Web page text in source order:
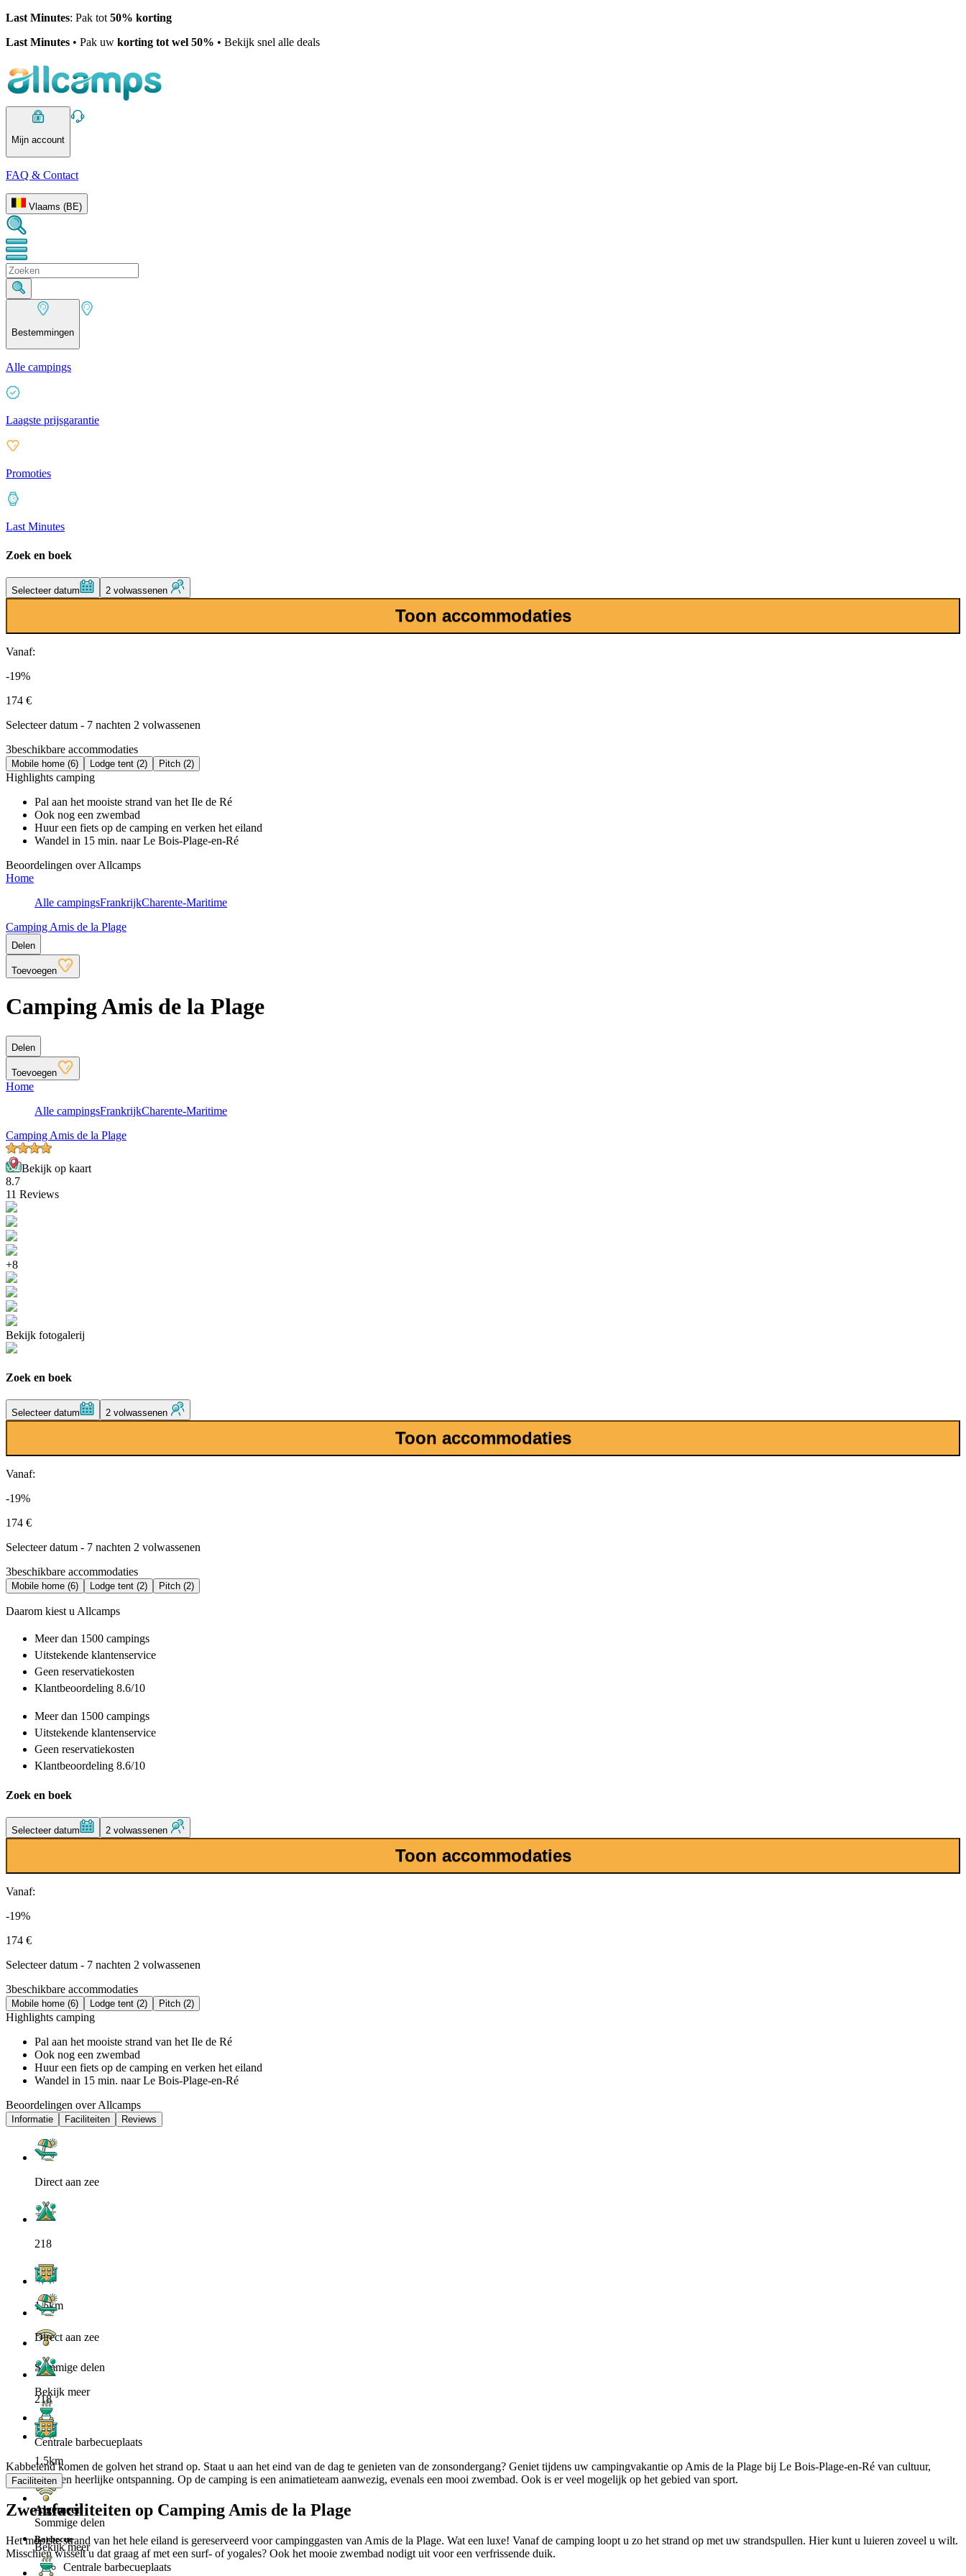
Last Minutes: Pak tot 50% korting
Last Minutes • Pak uw korting tot wel 50% • Bekijk snel alle deals
Mijn account
FAQ & Contact
Vlaams (BE)
Bestemmingen
Alle campings
Laagste prijsgarantie
Promoties
Last Minutes
Zoek en boek
Selecteer datum 2 volwassenen
Toon accommodaties
Vanaf:
-19%
174 €
Selecteer datum - 7 nachten 2 volwassenen
3beschikbare accommodaties
Mobile home (6) Lodge tent (2) Pitch (2)
Highlights camping
Pal aan het mooiste strand van het Ile de Ré
Ook nog een zwembad
Huur een fiets op de camping en verken het eiland
Wandel in 15 min. naar Le Bois-Plage-en-Ré
Beoordelingen over Allcamps
Home
Alle campingsFrankrijkCharente-Maritime
Camping Amis de la Plage
Delen
Toevoegen
Camping Amis de la Plage
Delen
Toevoegen
Home
Alle campingsFrankrijkCharente-Maritime
Camping Amis de la Plage
Bekijk op kaart
8.7
11 Reviews
+8
Bekijk fotogalerij
Zoek en boek
Selecteer datum 2 volwassenen
Toon accommodaties
Vanaf:
-19%
174 €
Selecteer datum - 7 nachten 2 volwassenen
3beschikbare accommodaties
Mobile home (6) Lodge tent (2) Pitch (2)
Daarom kiest u Allcamps
Meer dan 1500 campings
Uitstekende klantenservice
Geen reservatiekosten
Klantbeoordeling 8.6/10
Meer dan 1500 campings
Uitstekende klantenservice
Geen reservatiekosten
Klantbeoordeling 8.6/10
Zoek en boek
Selecteer datum 2 volwassenen
Toon accommodaties
Vanaf:
-19%
174 €
Selecteer datum - 7 nachten 2 volwassenen
3beschikbare accommodaties
Mobile home (6) Lodge tent (2) Pitch (2)
Highlights camping
Pal aan het mooiste strand van het Ile de Ré
Ook nog een zwembad
Huur een fiets op de camping en verken het eiland
Wandel in 15 min. naar Le Bois-Plage-en-Ré
Beoordelingen over Allcamps
Informatie Faciliteiten Reviews
Direct aan zee
218
1.5km
Sommige delen
Bekijk meer
Centrale barbecueplaats
Kabbelend komen de golven het strand op. Staat u aan het eind van de dag te genieten van de zonsondergang? Geniet tijdens uw campingvakantie op Amis de la Plage bij Le Bois-Plage-en-Ré van cultuur,
water, sport en heerlijke ontspanning. Op de camping is een animatieteam aanwezig, evenals een mooi zwembad. Ook is er veel mogelijk op het gebied van sport.
Zwemfaciliteiten op Camping Amis de la Plage
Het mooiste strand van het hele eiland is gereserveerd voor campinggasten van Amis de la Plage. Wat een luxe! Vanaf de camping loopt u zo het strand op met uw strandspullen. Hier kunt u luieren zoveel u wilt.
Misschien wisselt u dat graag af met een surf- of yogales? Ook het mooie zwembad nodigt uit voor een verfrissende duik.
Direct aan zee
218
1.5km
Sommige delen
Bekijk meer
Faciliteiten
Algemeen
Barbecue
Centrale barbecueplaats